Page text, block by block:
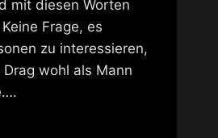
mit diesen Worten
Frage, es
zu interessieren,
wohl als Mann